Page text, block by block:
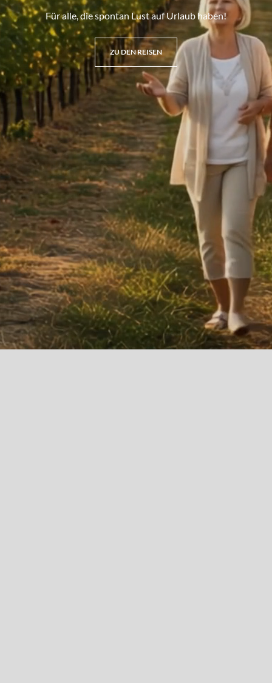
Für alle, die spontan Lust auf Urlaub haben!
ZU DEN REISEN